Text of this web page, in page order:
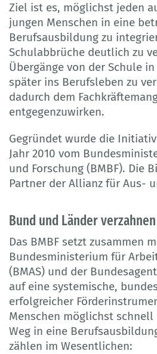
Jakob Ebert
Ziel ist es, möglichst jeden
jungen Menschen in eine
Berufsausbildung zu
Schulabbrüche deutlich zu
Übergänge von der Schule
später ins Berufsleben zu
dadurch dem
entgegenzuwirken.
Gegründet wurde die
Jahr 2010 vom
und Forschung (BMBF). Die
Partner der Allianz für Aus-
Bund und Länder
Das BMBF setzt zusammen
Bundesministerium für
(BMAS) und der
auf eine systemische,
erfolgreicher
Menschen möglichst
Weg in eine
zählen im Wesentlichen: